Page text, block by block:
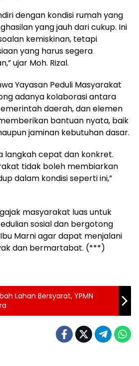
dengan kondisi rumah yang
yang jauh dari cukup. Ini
kemiskinan, tetapi
yang harus segera
ujar Moh. Rizal.
Yayasan Peduli Masyarakat
adanya kolaborasi antara
daerah, dan elemen
bantuan nyata, baik
jaminan kebutuhan dasar.
langkah cepat dan konkret.
tidak boleh membiarkan
dalam kondisi seperti ini,”
masyarakat luas untuk
sosial dan bergotong
Marni agar dapat menjalani
dan bermartabat. (***)
Lahan Bersyarat, YPMN